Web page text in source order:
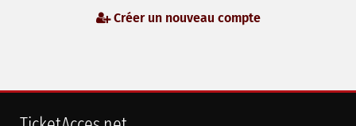
Créer un nouveau compte